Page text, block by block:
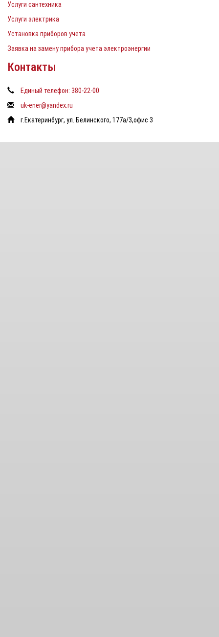
Услуги сантехника
Услуги электрика
Установка приборов учета
Заявка на замену прибора учета электроэнергии
Контакты
Единый телефон: 380-22-00
uk-ener@yandex.ru
г.Екатеринбург, ул. Белинского, 177а/3,офис 3